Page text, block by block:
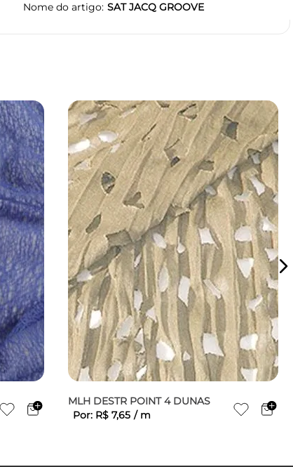
Nome do artigo SAT JACQ GROOVE
MLH DESTR POINT 4 DUNAS
Por: R$ 7,65 / m